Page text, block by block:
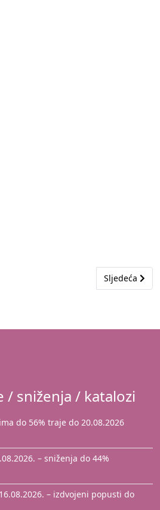
dva automobila Škoda Fabia
Sljedeći
Sljedeća
/ sniženja / katalozi
do 56% traje do 20.08.2026
– sniženja do 44%
– izdvojeni popusti do